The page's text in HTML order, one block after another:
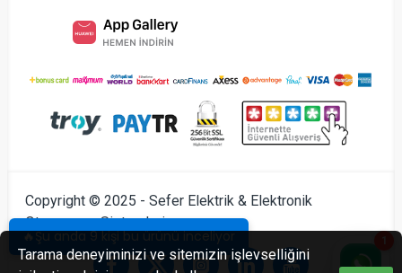
🔥Şu anda 9 kişi bu ürünü inceliyor
Copyright © 2025 - Sefer Elektrik & Elektronik
Otomasyon Sistemleri
Tarama deneyiminizi ve sitemizin işlevselliğini